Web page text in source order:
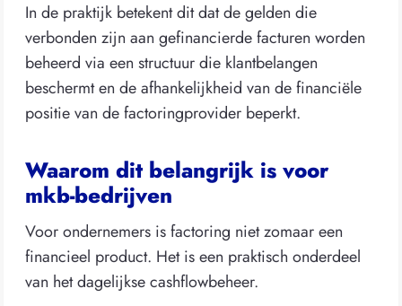
In de praktijk betekent dit dat de gelden die
verbonden zijn aan gefinancierde facturen worden
beheerd via een structuur die klantbelangen
beschermt en de afhankelijkheid van de financiële
positie van de factoringprovider beperkt.
Waarom dit belangrijk is voor
mkb-bedrijven
Voor ondernemers is factoring niet zomaar een
financieel product. Het is een praktisch onderdeel
van het dagelijkse cashflowbeheer.